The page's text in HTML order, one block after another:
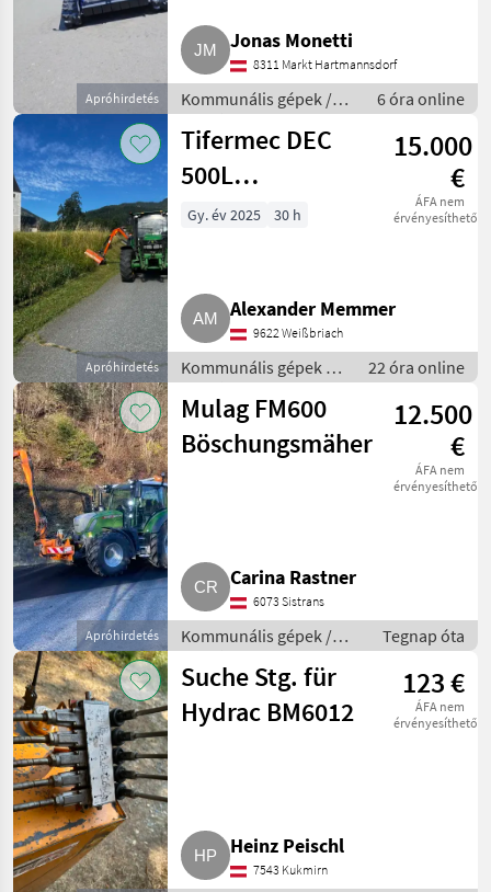
Mulag
6
Tifermec
2
Mind a 19
megjelenítése
MARKETPLACE
Marketplace
Kereskedői
ajánlatok
Apróhirdetések
Apróhirdetés
Jonas Monetti
8311 Markt Hartmannsdorf
Kommunális gépek /
Rézsűkasza
6 óra online
Apróhirdetés
Tifermec DEC
500L
Böschungsmäher,
15.000
€
ÁFA nem
érvényesíthető
Gy. év 2025 30 h
Alexander Memmer
9622 Weißbriach
Kommunális gépek /
Rézsűkasza
22 óra online
Apróhirdetés
Mulag FM600
Böschungsmäher
12.500
€
ÁFA nem
érvényesíthető
Carina Rastner
6073 Sistrans
Kommunális gépek /
Rézsűkasza
Tegnap óta
Suche Stg. für
Hydrac BM6012
123 €
ÁFA nem
érvényesíthető
Heinz Peischl
7543 Kukmirn